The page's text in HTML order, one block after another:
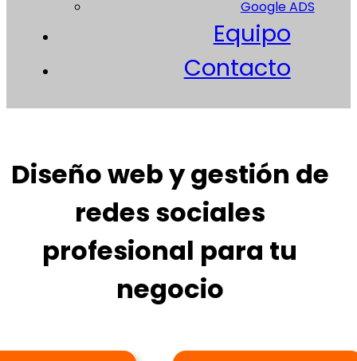
Google ADS
Equipo
Contacto
Diseño web y gestión de
redes sociales
profesional para tu
negocio